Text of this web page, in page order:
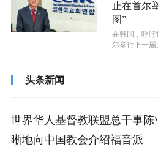
止在首尔
图”
在韩国，呼
尔举行下一
头条新闻
世界华人基督教联盟总干事
晰地向中国教会介绍福音派